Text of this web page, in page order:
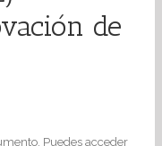
de
Puedes acceder